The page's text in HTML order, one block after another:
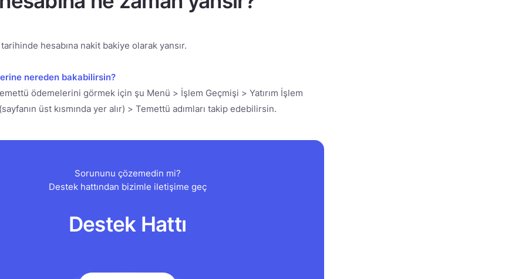
hesabına nakit bakiye olarak yansır.
nereden bakabilirsin?
ödemelerini görmek için şu Menü > İşlem Geçmişi > Yatırım İşlem
üst kısmında yer alır) > Temettü adımları takip edebilirsin.
Sorununu çözemedin mi?
Destek hattından bizimle iletişime geç
Destek Hattı